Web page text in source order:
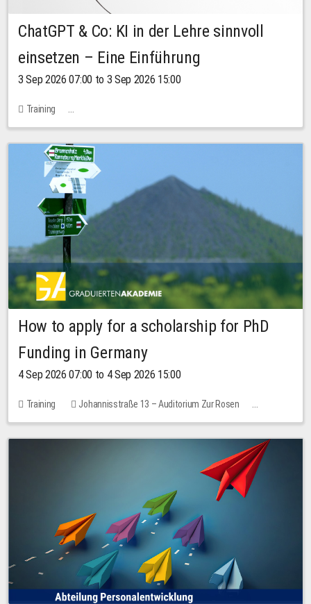
ChatGPT & Co: KI in der Lehre sinnvoll
einsetzen – Eine Einführung
3 Sep 2026 07:00 to 3 Sep 2026 15:00
Training
Bachstraße 18k - SR 102 (Seminarraum Servicestelle LehreLernen)
How to apply for a scholarship for PhD
Funding in Germany
4 Sep 2026 07:00 to 4 Sep 2026 15:00
Training
Johannisstraße 13 – Auditorium Zur Rosen
7 places
10.00 EUR